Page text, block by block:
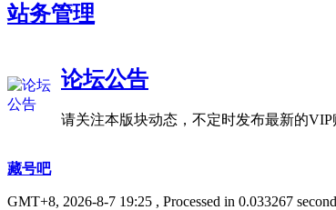
站务管理
论坛公告
请关注本版块动态，不定时发布最新的
藏号吧
GMT+8, 2026-8-7 19:25 , Processed in 0.033267